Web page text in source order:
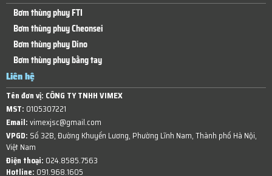
Bơm thùng phuy FTI
Bơm thùng phuy Cheonsei
Bơm thùng phuy Dino
Bơm thùng phuy bằng tay
Liên hệ
Tên đơn vị: CÔNG TY TNHH VIMEX
MST: 0105307221
Email:vimexjsc@gmail.com
VPGD: Số 32B, Đường Khuyến Lương, Phường Lĩnh Nam, Thành phố Hà Nội,
Việt Nam
Điện thoại: 024.8585.7563
Hotline: 091.968.1605